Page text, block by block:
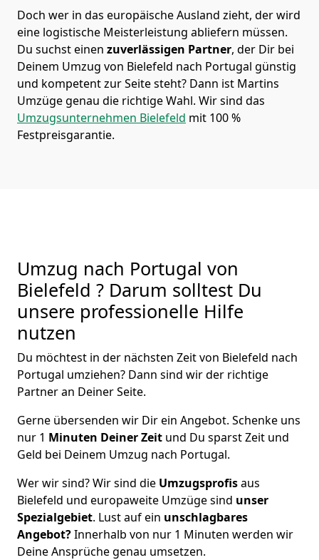
Doch wer in das europäische Ausland zieht, der wird
eine logistische Meisterleistung abliefern müssen.
Du suchst einen zuverlässigen Partner, der Dir bei
Deinem Umzug von Bielefeld nach Portugal günstig
und kompetent zur Seite steht? Dann ist Martins
Umzügegenau die richtige Wahl. Wir sind das
Umzugsunternehmen Bielefeld mit 100 %
Festpreisgarantie.
Umzug nach Portugal von
Bielefeld ? Darum solltest Du
unsere professionelle Hilfe
nutzen
Du möchtest in der nächsten Zeit von Bielefeld nach
Portugal umziehen? Dann sind wir der richtige
Partner an Deiner Seite.
Gerne übersenden wir Dir ein Angebot. Schenke uns
nur 1 Minuten Deiner Zeit und Du sparst Zeit und
Geld bei Deinem Umzug nach Portugal.
Wer wir sind? Wir sind die Umzugsprofisaus
Bielefeld und europaweite Umzüge sind unser
Spezialgebiet. Lust auf ein unschlagbares
Angebot?Innerhalb von nur 1 Minuten werden wir
Deine Ansprüche genau umsetzen.